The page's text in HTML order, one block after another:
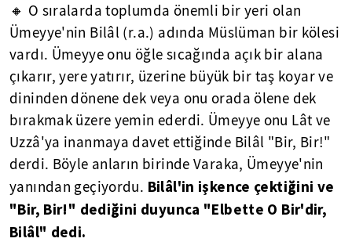
🔸 O sıralarda toplumda önemli bir yeri olan
Ümeyye'nin Bilâl (r.a.) adında Müslüman bir kölesi
vardı. Ümeyye onu öğle sıcağında açık bir alana
çıkarır, yere yatırır, üzerine büyük bir taş koyar ve
dininden dönene dek veya onu orada ölene dek
bırakmak üzere yemin ederdi. Ümeyye onu Lât ve
Uzzâ'ya inanmaya davet ettiğinde Bilâl "Bir, Bir!"
derdi. Böyle anların birinde Varaka, Ümeyye'nin
yanından geçiyordu. Bilâl'in işkence çektiğini ve
"Bir, Bir!" dediğini duyunca "Elbette O Bir'dir,
Bilâl" dedi.